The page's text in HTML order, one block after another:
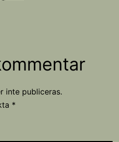
inte publiceras.
*